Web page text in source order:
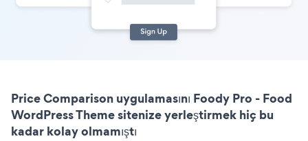
Price Comparison uygulamasını Foody Pro - Food
WordPress Theme sitenize yerleştirmek hiç bu
kadar kolay olmamıştı